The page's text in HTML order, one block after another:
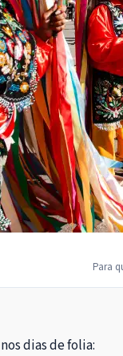
Para
dias de folia: